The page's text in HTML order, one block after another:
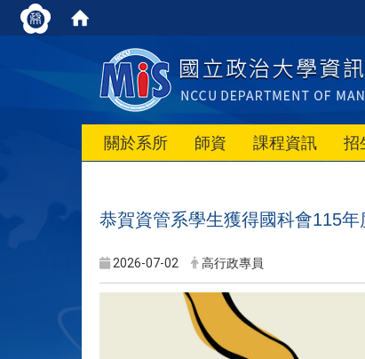
關於系所 師資 課程資訊 招
恭賀資管系學生獲得國科會115
2026-07-02 高行政專員